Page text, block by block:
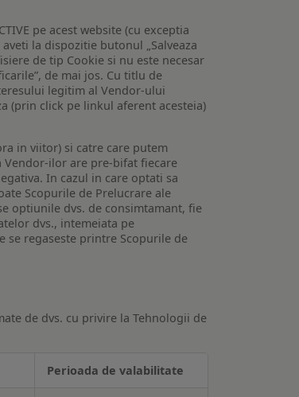
pe acest website (cu exceptia
la dispozitie butonul „Salveaza
de tip Cookie si nu este necesar
de mai jos. Cu titlu de
legitim al Vendor-ului
(prin click pe linkul aferent acesteia)
in viitor) si catre care putem
ilor are pre-bifat fiecare
In cazul in care optati sa
Scopurile de Prelucrare ale
optiunile dvs. de consimtamant, fie
dvs., intemeiata pe
se regaseste printre Scopurile de
de dvs. cu privire la Tehnologii de
Perioada de valabilitate